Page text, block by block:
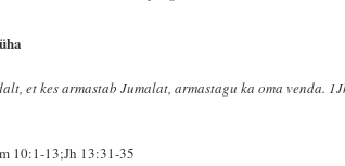
et kes armastab Jumalat, armastagu ka oma venda.
10:1-13;Jh 13:31-35